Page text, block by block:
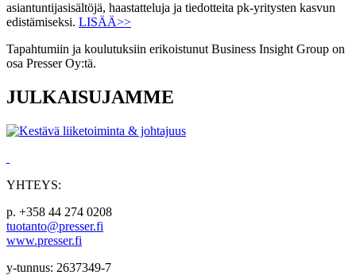
asiantuntijasisältöjä, haastatteluja ja tiedotteita pk-yritysten kasvun
edistämiseksi. LISÄÄ>>
Tapahtumiin ja koulutuksiin erikoistunut Business Insight Group on
osa Presser Oy:tä.
JULKAISUJAMME
YHTEYS:
p. +358 44 274 0208
tuotanto@presser.fi
www.presser.fi
y-tunnus: 2637349-7